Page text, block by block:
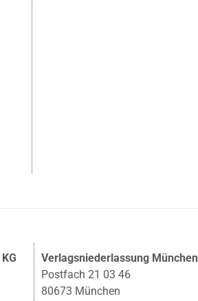
Verlagsniederlassung München
Postfach 21 03 46
80673 München